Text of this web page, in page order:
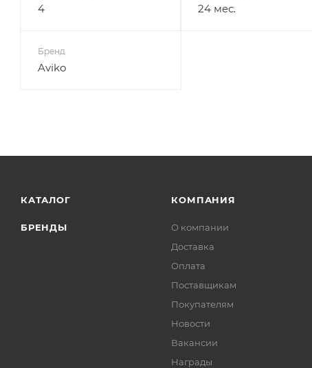
4 24 мес.
Бренд
Aviko
КАТАЛОГ
БРЕНДЫ
КОМПАНИЯ
О компании
Доставка
Оплата
Поставщикам
Покупателям
Новости
Вакансии
Награды